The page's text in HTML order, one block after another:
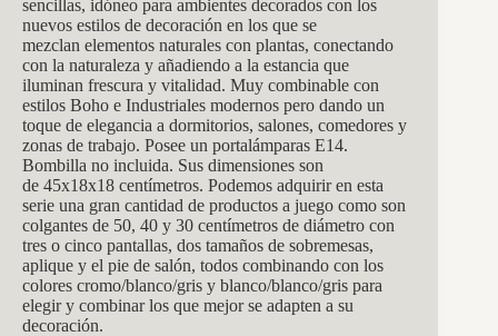
sencillas, idóneo para ambientes decorados con los
nuevos estilos de decoración en los que se
mezclan elementos naturales con plantas, conectando
con la naturaleza y añadiendo a la estancia que
iluminan frescura y vitalidad. Muy combinable con
estilos Boho e Industriales modernos pero dando un
toque de elegancia a dormitorios, salones, comedores y
zonas de trabajo. Posee un portalámparas E14.
Bombilla no incluida. Sus dimensiones son
de 45x18x18 centímetros. Podemos adquirir en esta
serie una gran cantidad de productos a juego como son
colgantes de 50, 40 y 30 centímetros de diámetro con
tres o cinco pantallas, dos tamaños de sobremesas,
aplique y el pie de salón, todos combinando con los
colores cromo/blanco/gris y blanco/blanco/gris para
elegir y combinar los que mejor se adapten a su
decoración.